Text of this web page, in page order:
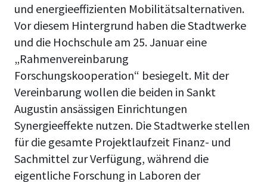
und energieeffizienten Mobilitätsalternativen.
Vor diesem Hintergrund haben die Stadtwerke
und die Hochschule am 25. Januar eine
„Rahmenvereinbarung
Forschungskooperation“ besiegelt. Mit der
Vereinbarung wollen die beiden in Sankt
Augustin ansässigen Einrichtungen
Synergieeffekte nutzen. Die Stadtwerke stellen
für die gesamte Projektlaufzeit Finanz- und
Sachmittel zur Verfügung, während die
eigentliche Forschung in Laboren der